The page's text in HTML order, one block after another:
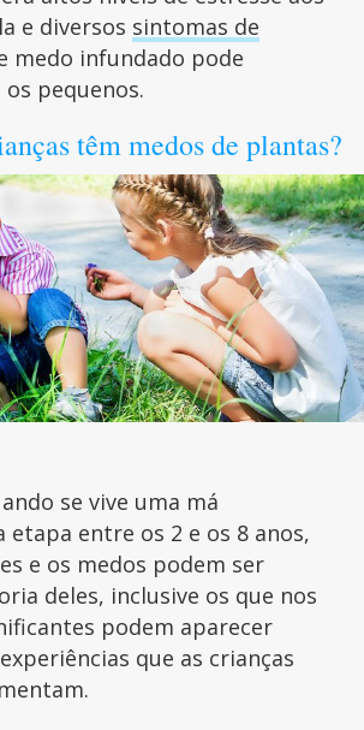
e diversos sintomas de
medo infundado pode
pequenos.
têm medos de plantas?
se vive uma má
etapa entre os 2 e os 8 anos,
e os medos podem ser
deles, inclusive os que nos
podem aparecer
que as crianças